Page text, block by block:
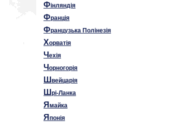
Фінляндія
Франція
Французька Полінезія
Хорватія
Ч ехія
Ч орногорія
Ш вейцарія
Ш рі-Ланка
Я майка
Я понія